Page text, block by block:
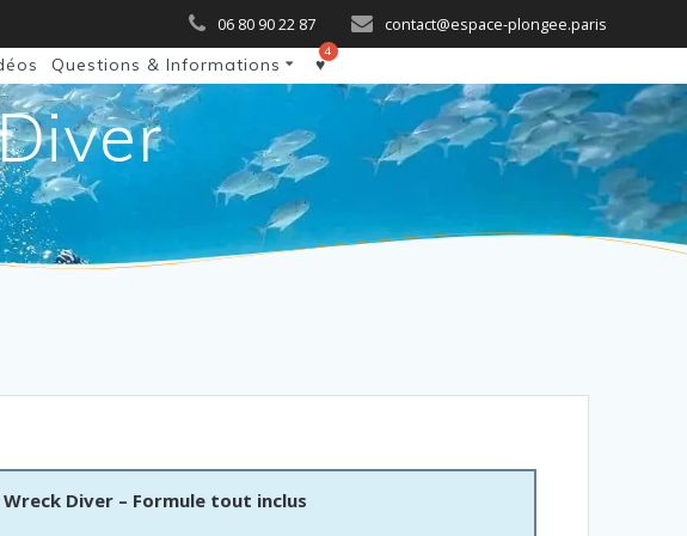
06 80 90 22 87
contact@espace-plongee.paris
Questions & Informations ♥
Wreck Diver – Formule tout inclus